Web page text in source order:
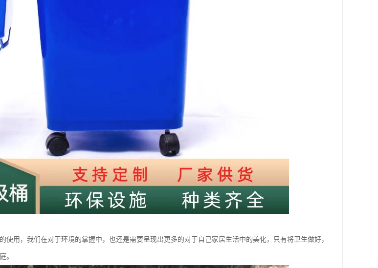
使用，我们在对于环境的掌握中，也还是需要呈现出更多的对于自己家居生活中的美化，只有将卫生做好，
。